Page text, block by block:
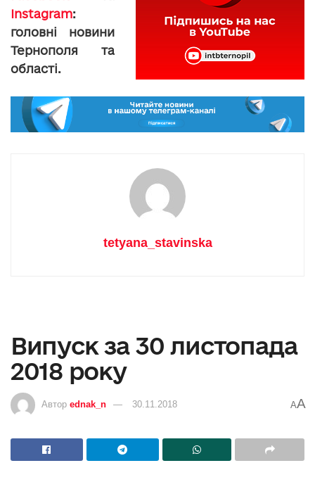
Instagram:
головні новини
Тернополя та
області.
tetyana_stavinska
Випуск за 30 листопада
2018 року
Автор ednak_n 30.11.2018 AA